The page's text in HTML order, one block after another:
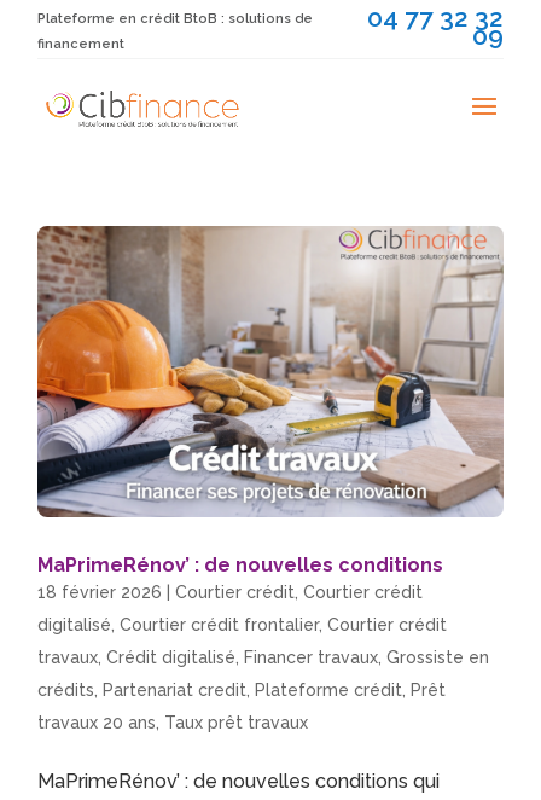
Plateforme en crédit BtoB : solutions de
financement
04 77 32 32
09
MaPrimeRénov’ : de nouvelles conditions
18 février 2026 |Courtier crédit ,Courtier crédit
digitalisé ,Courtier crédit frontalier,Courtier crédit
travaux ,Crédit digitalisé Financer travaux ,Grossiste en
crédits
Partenariat credit Plateforme crédit
Prêt
travaux 20 ans Taux prêt travaux
MaPrimeRénov’ : de nouvelles conditions qui